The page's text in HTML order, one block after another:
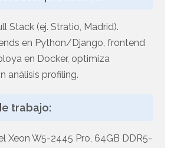
Stack (ej. Stratio, Madrid).
en Python/Django, frontend
en Docker, optimiza
análisis profiling.
trabajo:
Xeon W5-2445 Pro, 64GB DDR5-